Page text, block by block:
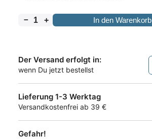
－ + In den Warenkorb
Der Versand erfolgt in:
wenn Du jetzt bestellst
Lieferung 1-3 Werktag
Versandkostenfrei ab 39 €
Gefahr!